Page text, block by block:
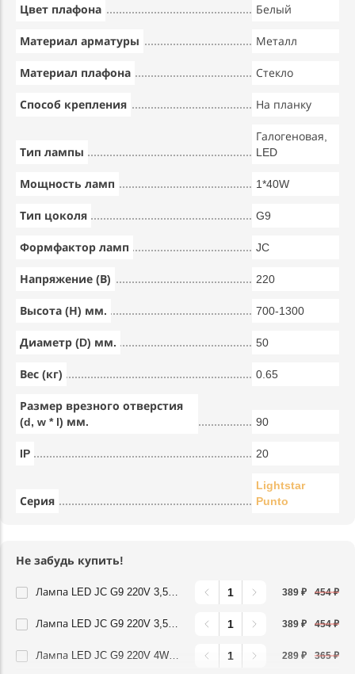
Цвет плафона Белый
Материал арматуры Металл
Материал плафона Стекло
Способ крепления На планку
Тип лампы
Галогеновая,
LED
Мощность ламп 1*40W
Тип цоколя G9
Формфактор ламп JC
Напряжение (В) 220
Высота (Н) мм. 700-1300
Диаметр (D) мм. 50
Вес (кг) 0.65
Размер врезного отверстия
(d, w * l) мм.
90
IP 20
Серия
Lightstar
Punto
Не забудь купить!
Лампа LED JC G9 220V 3,5W 360G 3000K Lightstar 940422 389 ₽ 454 ₽
Лампа LED JC G9 220V 3,5W 360G 4000K Lightstar 940424 389 ₽ 454 ₽
Лампа LED JC G9 220V 4W 3000K 360G FR Lightstar 940482 289 ₽ 365 ₽